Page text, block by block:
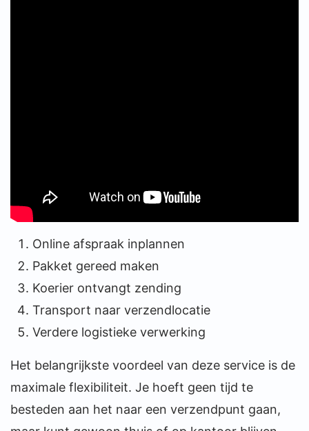
Online afspraak inplannen
Pakket gereed maken
Koerier ontvangt zending
Transport naar verzendlocatie
Verdere logistieke verwerking
Het belangrijkste voordeel van deze service is de
maximale flexibiliteit. Je hoeft geen tijd te
besteden aan het naar een verzendpunt gaan,